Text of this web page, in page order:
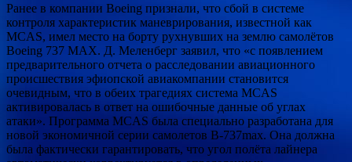
Ранее в компании Boeing признали, что сбой в системе
контроля характеристик маневрирования, известной как
MCAS, имел место на борту рухнувших на землю самолётов
Boeing 737 MAX. Д. Меленберг заявил, что «с появлением
предварительного отчета о расследовании авиационного
происшествия эфиопской авиакомпании становится
очевидным, что в обеих трагедиях система MCAS
активировалась в ответ на ошибочные данные об углах
атаки». Программа MCAS была специально разработана для
новой экономичной серии самолетов B-737max. Она должна
была фактически гарантировать, что угол полёта лайнера